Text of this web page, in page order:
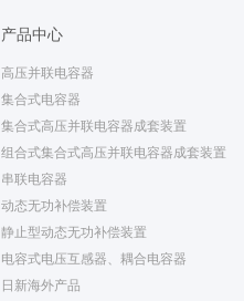
产品中心
高压并联电容器
集合式电容器
集合式高压并联电容器成套装置
组合式集合式高压并联电容器成套装置
串联电容器
动态无功补偿装置
静止型动态无功补偿装置
电容式电压互感器、耦合电容器
日新海外产品